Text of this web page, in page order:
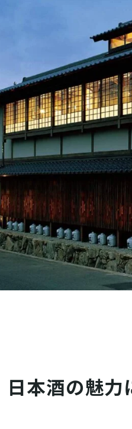
本酒の魅力
VISIT Higashihiroshima
(English site)